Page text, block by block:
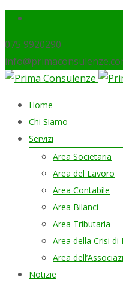
075 9920290
Skip
content
Home
Chi Siamo
Servizi
Area Societaria
Area del Lavoro
Area Contabile
Area Bilanci
Area Tributaria
Area della Crisi di
Area
Notizie